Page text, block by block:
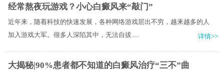
经常熬夜玩游戏？小心白癜风来“敲门”
近年来，随着科技的快速发展，各种网络游戏层出不穷，越来越多的人
加入游戏大军。很多人深陷其中，无法自拔.....
详情>>
大揭秘|90%患者都不知道的白癜风治疗“三不”曲